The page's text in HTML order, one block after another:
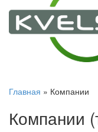
Главная » Компании
Компании